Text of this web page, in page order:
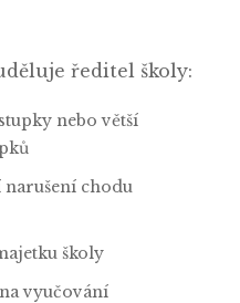
ředitel školy:
nebo větší
chodu
školy
vyučování